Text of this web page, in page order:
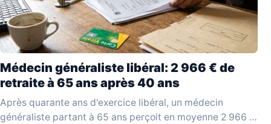
Médecin généraliste libéral: 2 966 € de
retraite à 65 ans après 40 ans
Après quarante ans d'exercice libéral, un médecin
généraliste partant à 65 ans perçoit en moyenne 2 966 €